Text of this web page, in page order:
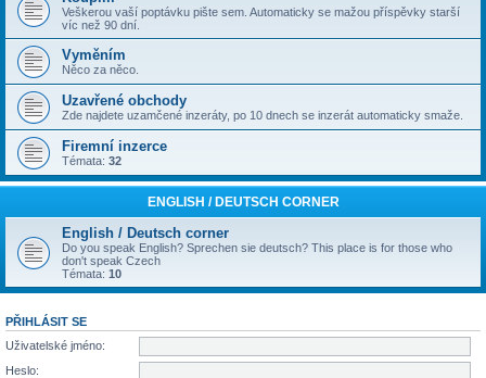
Veškerou vaší poptávku pište sem. Automaticky se mažou příspěvky starší
víc než 90 dní.
Vyměním
Něco za něco.
Uzavřené obchody
Zde najdete uzamčené inzeráty, po 10 dnech se inzerát automaticky smaže.
Firemní inzerce
Témata: 32
ENGLISH / DEUTSCH CORNER
English / Deutsch corner
Do you speak English? Sprechen sie deutsch? This place is for those who
don't speak Czech
Témata: 10
PŘIHLÁSIT SE
Uživatelské jméno:
Heslo: